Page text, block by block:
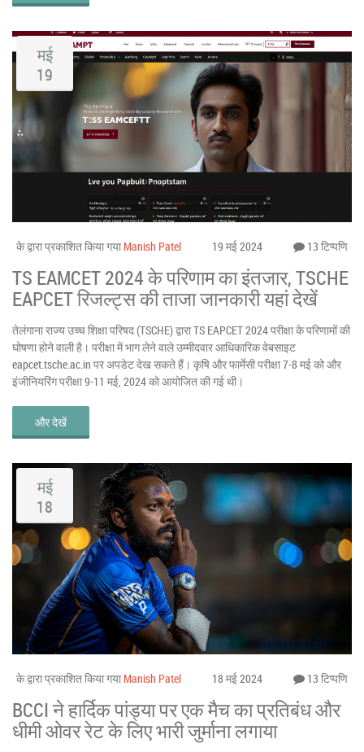
मई
19
के द्वारा प्रकाशित किया गया Manish Patel 19 मई 2024 13 टिप्पणि
TS EAMCET 2024 के परिणाम का इंतजार, TSCHE
EAPCET रिजल्ट्स की ताजा जानकारी यहां देखें
तेलंगाना राज्य उच्च शिक्षा परिषद (TSCHE) द्वारा TS EAPCET 2024 परीक्षा के परिणामों की
घोषणा होने वाली है। परीक्षा में भाग लेने वाले उम्मीदवार आधिकारिक वेबसाइट
eapcet.tsche.ac.in पर अपडेट देख सकते हैं। कृषि और फार्मेसी परीक्षा 7-8 मई को और
इंजीनियरिंग परीक्षा 9-11 मई, 2024 को आयोजित की गई थी।
और देखें
मई
18
के द्वारा प्रकाशित किया गया Manish Patel 18 मई 2024 13 टिप्पणि
BCCI ने हार्दिक पांड्या पर एक मैच का प्रतिबंध और
धीमी ओवर रेट के लिए भारी जुर्माना लगाया